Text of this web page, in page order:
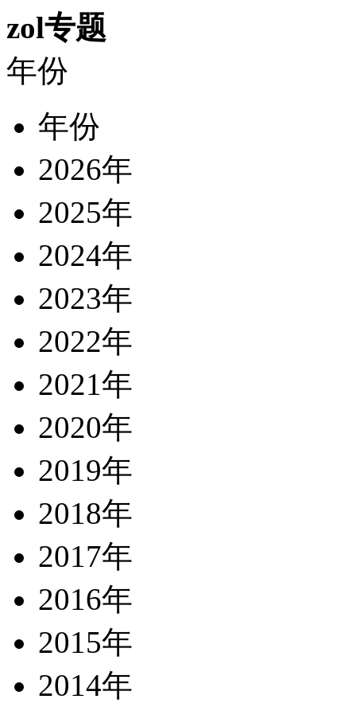
zol专题
年份
年份
2026年
2025年
2024年
2023年
2022年
2021年
2020年
2019年
2018年
2017年
2016年
2015年
2014年